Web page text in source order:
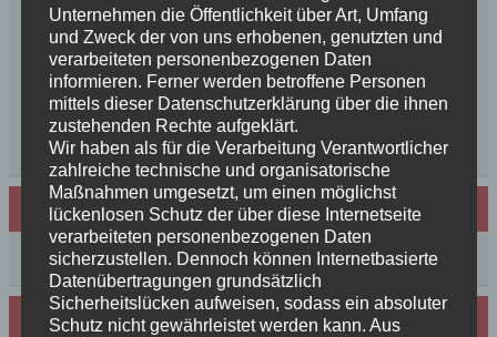
So schön, die Freundschaften der Schurkeneltern
Lilly´s Schwester schickt Grüße
Innigkeit, oder wahre Liebe
Unsere schöne BenBenkinder schicken
Urlaubsgrüße
++News++News++News++
Archiv
Archiv
Wir sind Mitglied in folgenden Verbänden:
Unternehmen die Öffentlichkeit über Art, Umfang
und Zweck der von uns erhobenen, genutzten und
verarbeiteten personenbezogenen Daten
informieren. Ferner werden betroffene Personen
mittels dieser Datenschutzerklärung über die ihnen
zustehenden Rechte aufgeklärt.
Wir haben als für die Verarbeitung Verantwortlicher
zahlreiche technische und organisatorische
Maßnahmen umgesetzt, um einen möglichst
lückenlosen Schutz der über diese Internetseite
verarbeiteten personenbezogenen Daten
sicherzustellen. Dennoch können Internetbasierte
Datenübertragungen grundsätzlich
Sicherheitslücken aufweisen, sodass ein absoluter
Schutz nicht gewährleistet werden kann. Aus